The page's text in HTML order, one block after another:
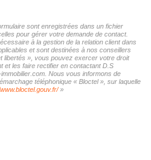
sont enregistrées dans un fichier
pour gérer votre demande de contact.
à la gestion de la relation client dans
et sont destinées à nos conseillers
libertés », vous pouvez exercer votre droit
et les faire rectifier en contactant D.S
Nous vous informons de
téléphonique « Bloctel », sur laquelle
»